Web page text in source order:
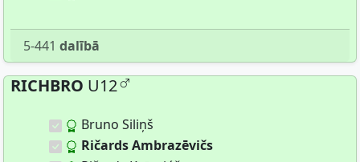
5-441 dalībā
RICHBRO U12
Bruno Siliņš
Ričards Ambrazēvičs